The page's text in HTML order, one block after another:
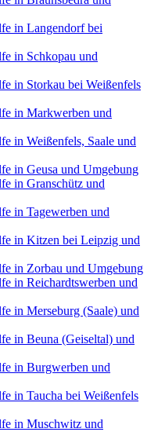
in Langendorf bei
in Schkopau und
in Storkau bei Weißenfels
in Markwerben und
in Weißenfels, Saale und
in Geusa und Umgebung
in Granschütz und
in Tagewerben und
in Kitzen bei Leipzig und
in Zorbau und Umgebung
in Reichardtswerben und
in Merseburg (Saale) und
in Beuna (Geiseltal) und
in Burgwerben und
in Taucha bei Weißenfels
in Muschwitz und